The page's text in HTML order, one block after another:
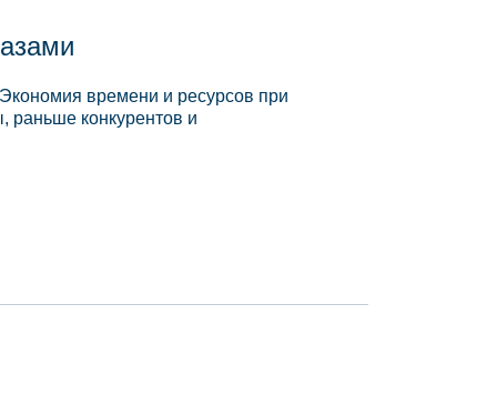
времени и ресурсов при
раньше конкурентов и